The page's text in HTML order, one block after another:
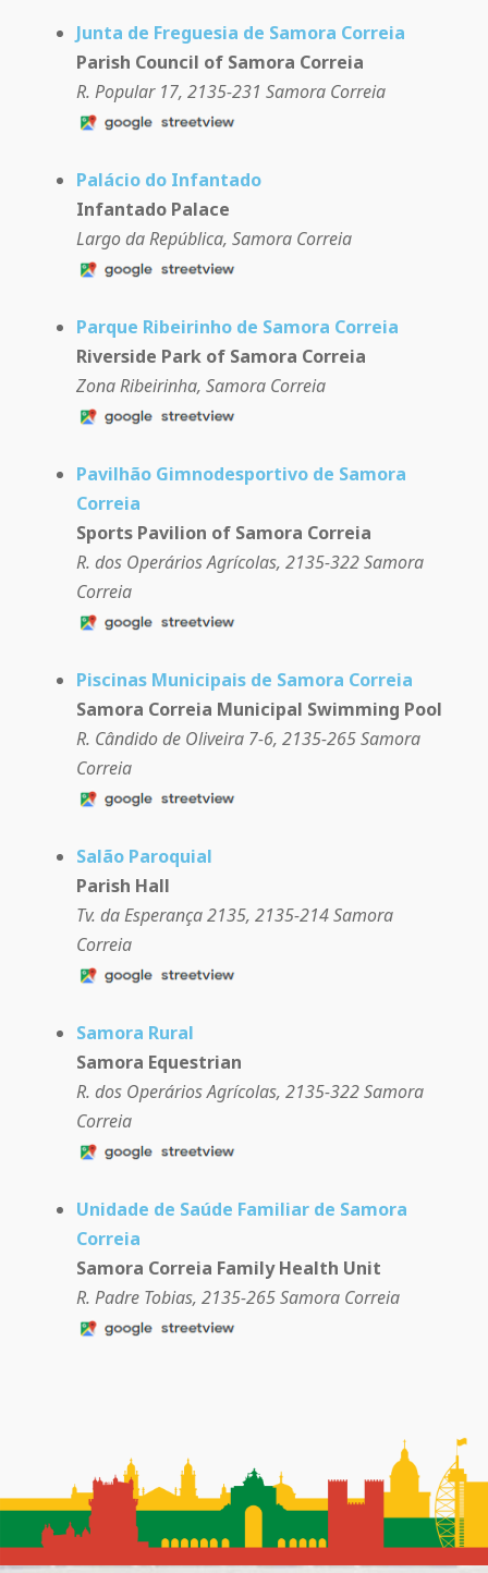
Junta de Freguesia de Samora Correia
Parish Council of Samora Correia
R. Popular 17, 2135-231 Samora Correia
Palácio do Infantado
Infantado Palace
Largo da República, Samora Correia
Parque Ribeirinho de Samora Correia
Riverside Park of Samora Correia
Zona Ribeirinha, Samora Correia
Pavilhão Gimnodesportivo de Samora
Correia
Sports Pavilion of Samora Correia
R. dos Operários Agrícolas, 2135-322 Samora
Correia
Piscinas Municipais de Samora Correia
Samora Correia Municipal Swimming Pool
R. Cândido de Oliveira 7-6, 2135-265 Samora
Correia
Salão Paroquial
Parish Hall
Tv. da Esperança 2135, 2135-214 Samora
Correia
Samora Rural
Samora Equestrian
R. dos Operários Agrícolas, 2135-322 Samora
Correia
Unidade de Saúde Familiar de Samora
Correia
Samora Correia Family Health Unit
R. Padre Tobias, 2135-265 Samora Correia